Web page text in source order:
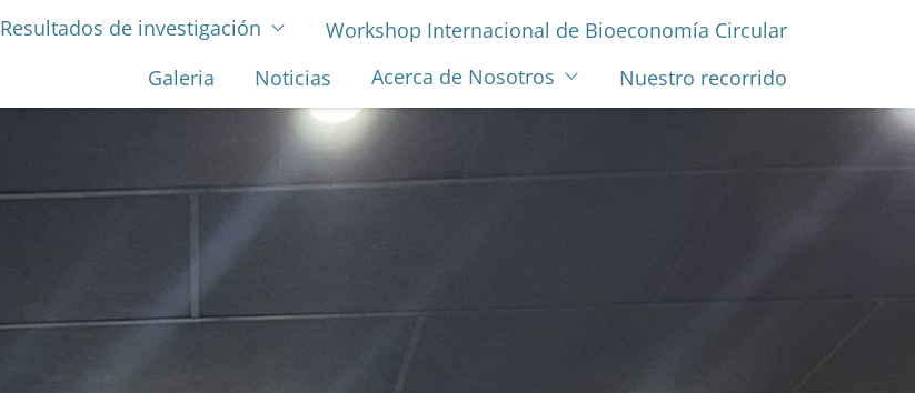
Resultados de investigación
Workshop Internacional de Bioeconomía Circular
Galeria
Noticias Acerca de Nosotros Nuestro recorrido